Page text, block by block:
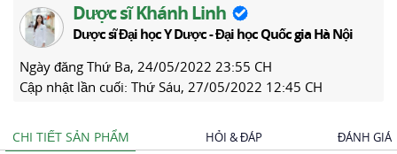
Dược sĩ Khánh Linh
Dược sĩ Đại học Y Dược - Đại học Quốc gia Hà Nội
Ngày đăng Thứ Ba, 24/05/2022 23:55 CH
Cập nhật lần cuối: Thứ Sáu, 27/05/2022 12:45 CH
CHI TIẾT SẢN PHẨM HỎI & ĐÁP ĐÁNH GIÁ